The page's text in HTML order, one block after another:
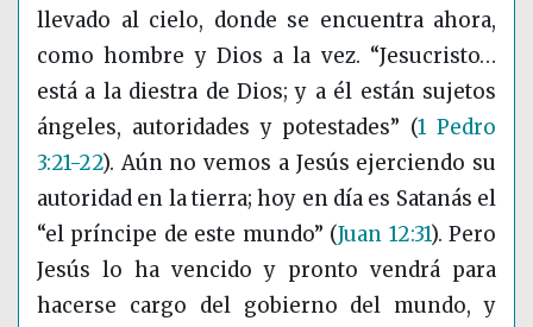
llevado al cielo, donde se encuentra ahora,
como hombre y Dios a la vez. “Jesucristo…
está a la diestra de Dios; y a él están sujetos
ángeles, autoridades y potestades” (1 Pedro
3:21-22). Aún no vemos a Jesús ejerciendo su
autoridad en la tierra; hoy en día es Satanás el
“el príncipe de este mundo” (Juan 12:31). Pero
Jesús lo ha vencido y pronto vendrá para
hacerse cargo del gobierno del mundo, y